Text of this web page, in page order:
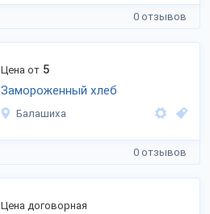
0 отзывов
Цена от 5
Замороженный хлеб
Балашиха
0 отзывов
Цена договорная